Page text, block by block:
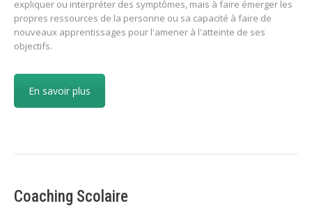
expliquer ou interpréter des symptômes, mais à faire émerger les
propres ressources de la personne ou sa capacité à faire de
nouveaux apprentissages pour l'amener à l'atteinte de ses
objectifs.
En savoir plus
Coaching Scolaire